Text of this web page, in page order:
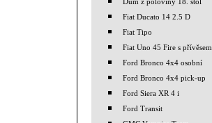
Fiat Ducato 14 2.5 D
Fiat Tipo
Fiat Uno 45 Fire s přívěsem
Ford Bronco 4x4 osobní
Ford Bronco 4x4 pick-up
Ford Siera XR 4 i
Ford Transit